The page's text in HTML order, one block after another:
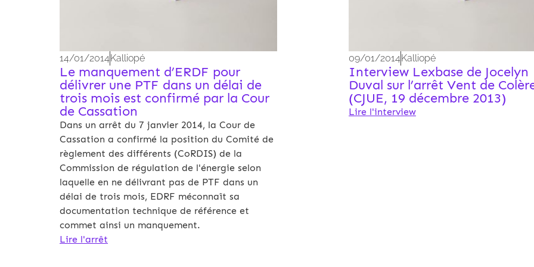
14/01/2014 Kalliopé
Le manquement d’ERDF pour
délivrer une PTF dans un délai de
trois mois est confirmé par la Cour
de Cassation
Dans un arrêt du 7 janvier 2014, la Cour de
Cassation a confirmé la position du Comité de
règlement des différents (CoRDIS) de la
Commission de régulation de l'énergie selon
laquelle en ne délivrant pas de PTF dans un
délai de trois mois, EDRF méconnaît sa
documentation technique de référence et
commet ainsi un manquement.
Lire l'arrêt
09/01/2014 Kalliopé
Interview Lexbase de Jocelyn
Duval sur l’arrêt Vent de
(CJUE, 19 décembre 2013)
Lire l'interview